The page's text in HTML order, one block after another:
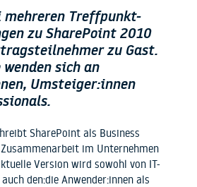
Treffpunkt-
zu SharePoint 2010
zu Gast.
sich an
Umsteiger:innen
SharePoint als Business
im Unternehmen
Version wird sowohl von IT-
den:die Anwender:innen als